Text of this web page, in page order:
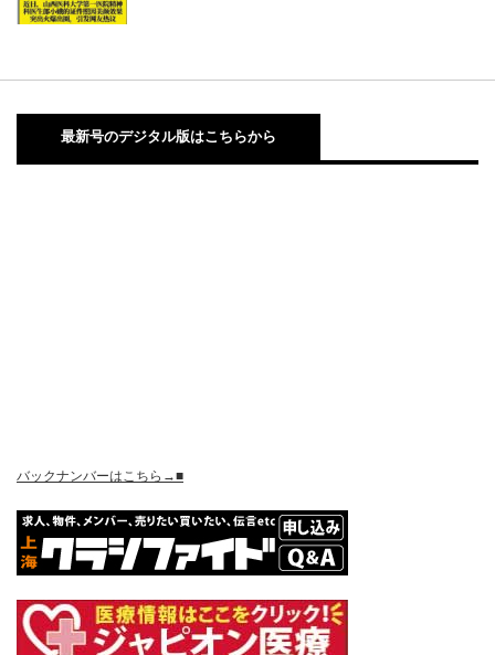
最新号のデジタル版はこちらから
バックナンバーはこちら→■